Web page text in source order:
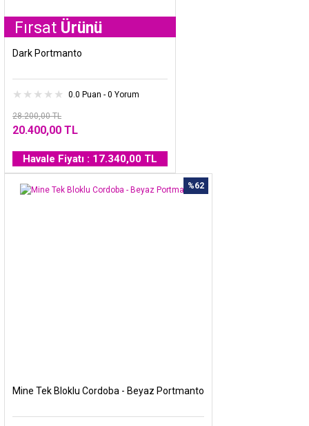
Ürünü
Dark Portmanto
0.0 Puan - 0 Yorum
28.200,00 TL
20.400,00 TL
Havale Fiyatı : 17.340,00 TL
%62
Mine Tek Bloklu Cordoba - Beyaz Portmanto